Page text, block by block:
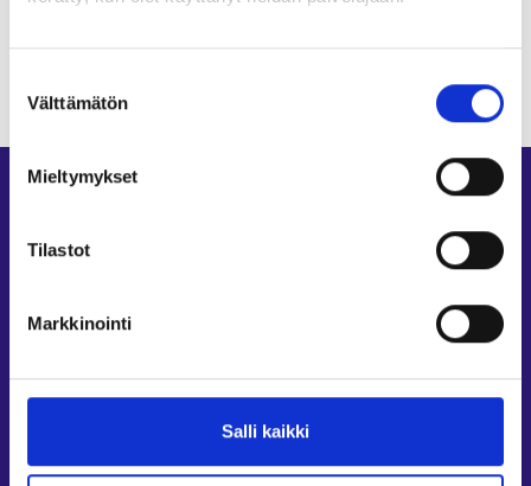
Löydät tietoa evästeiden käyttötarkoituksista
Lue tarkemmin
valinta
Välttämätön
Mieltymykset
Tilastot
Markkinointi
Salli kaikki
Suojelu ja turvallisuus
Asiointi
Tietoa muilla kielillä
Työllisyysalueiden yhteystiedot